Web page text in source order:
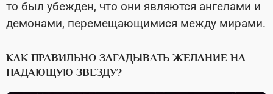
то был убежден, что они являются ангелами и
демонами, перемещающимися между мирами.
КАК ПРАВИЛЬНО ЗАГАДЫВАТЬ ЖЕЛАНИЕ НА
ПАДАЮЩУЮ ЗВЕЗДУ?